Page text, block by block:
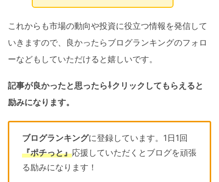
これからも市場の動向や投資に役立つ情報を発信して
いきますので、良かったらブログランキングのフォロ
ーなどもしていただけると嬉しいです。
記事が良かったと思ったら⇩クリックしてもらえると
励みになります。
ブログランキングに登録しています。1日1回
『ポチっと』応援していただくとブログを頑張
る励みになります！